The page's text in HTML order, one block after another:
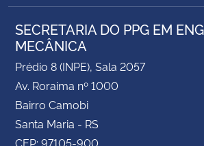
Planalto
SECRETARIA DO PPG EM
MECÂNICA
Prédio 8 (INPE), Sala 2057
Av. Roraima nº 1000
Bairro Camobi
Santa Maria - RS
CEP: 97105-900